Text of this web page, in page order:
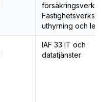
uthyrning och
IAF 33 IT och
datatjänster